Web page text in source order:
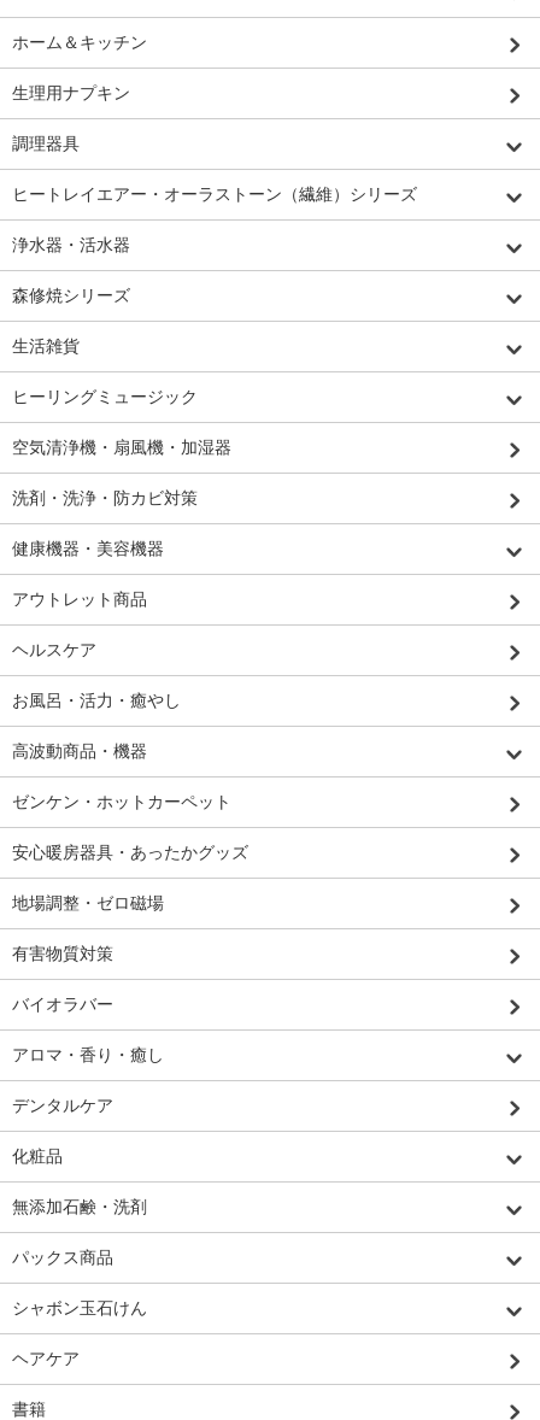
ホーム＆キッチン
生理用ナプキン
調理器具
ヒートレイエアー・オーラストーン（繊維）シリーズ
浄水器・活水器
森修焼シリーズ
生活雑貨
ヒーリングミュージック
空気清浄機・扇風機・加湿器
洗剤・洗浄・防カビ対策
健康機器・美容機器
アウトレット商品
ヘルスケア
お風呂・活力・癒やし
高波動商品・機器
ゼンケン・ホットカーペット
安心暖房器具・あったかグッズ
地場調整・ゼロ磁場
有害物質対策
バイオラバー
アロマ・香り・癒し
デンタルケア
化粧品
無添加石鹸・洗剤
パックス商品
シャボン玉石けん
ヘアケア
書籍